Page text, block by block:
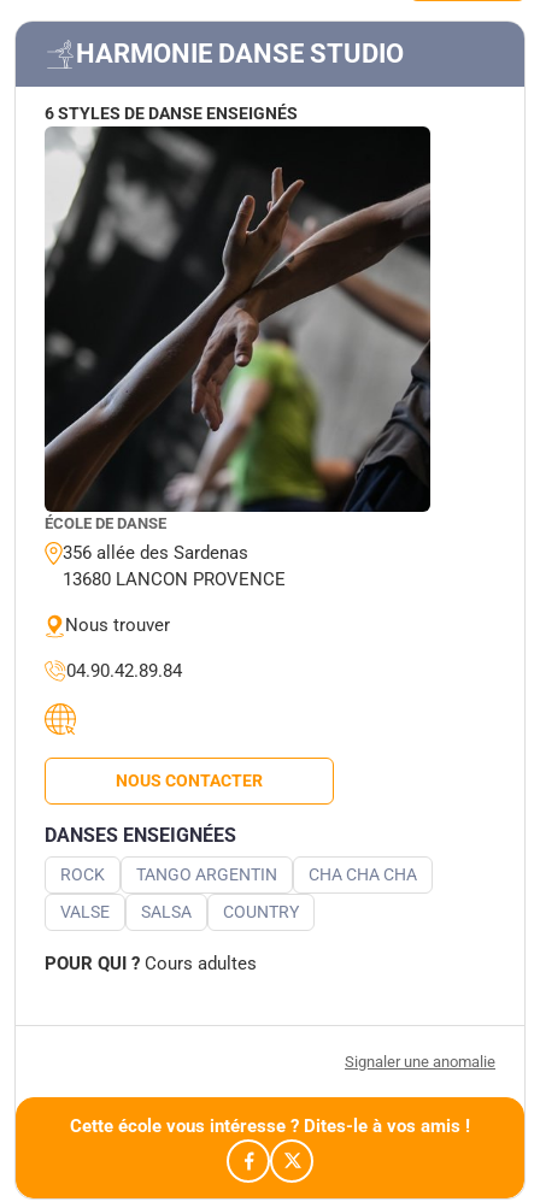
HARMONIE DANSE STUDIO
6 STYLES DE DANSE ENSEIGNÉS
ÉCOLE DE DANSE
356 allée des Sardenas
13680 LANCON PROVENCE
Nous trouver
04.90.42.89.84
NOUS CONTACTER
DANSES ENSEIGNÉES
ROCK TANGO ARGENTIN
CHA CHA CHA
VALSE
SALSA COUNTRY
POUR QUI ? Cours adultes
Signaler une anomalie
Cette école vous intéresse ? Dites-le à vos amis !